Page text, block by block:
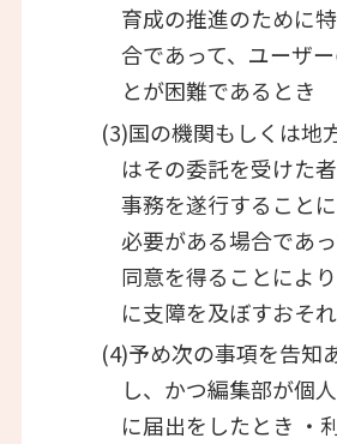
育成の推進のために
合であって、ユーザ
とが困難であるとき
(3)国の機関もしくは地
はその委託を受けた
事務を遂行すること
必要がある場合であ
同意を得ることによ
に支障を及ぼすおそ
(4)予め次の事項を告知
し、かつ編集部が個
に届出をしたとき ・